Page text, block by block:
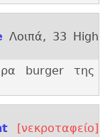
Λοιπά, 33 High
burger της
[νεκροταφείο]